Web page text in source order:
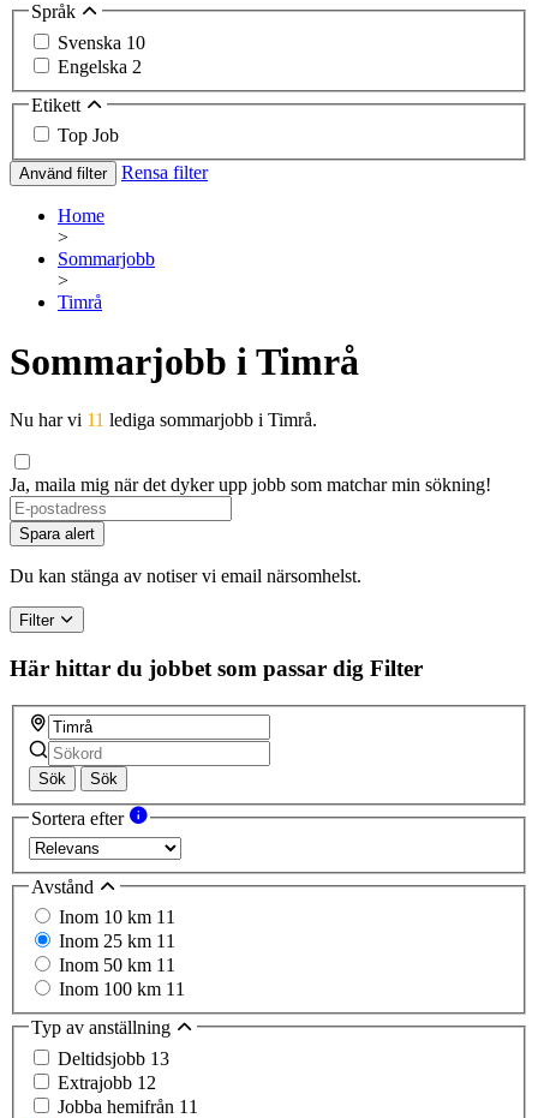
Språk
Svenska 10
Engelska 2
Etikett
Top Job
Använd filter Rensa filter
Home
>
Sommarjobb
>
Timrå
Sommarjobb i Timrå
Nu har vi 11 lediga sommarjobb i Timrå.
Ja, maila mig när det dyker upp jobb som matchar min sökning!
If
you
are
a
ignore
this
field
Spara alert
Du kan stänga av notiser vi email närsomhelst.
Filter
Här hittar du jobbet som passar dig Filter
Sök Sök
Sortera efter
Avstånd
Inom 10 km 11
Inom 25 km 11
Inom 50 km 11
Inom 100 km 11
Typ av anställning
Deltidsjobb 13
Extrajobb 12
Jobba hemifrån 11